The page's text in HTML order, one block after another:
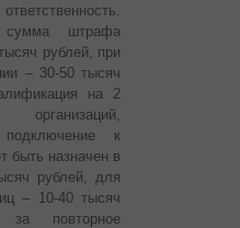
сумма штрафа
рублей, при
– 30-50 тысяч
на 2
к
быть назначен в
рублей, для
– 10-40 тысяч
за повторное